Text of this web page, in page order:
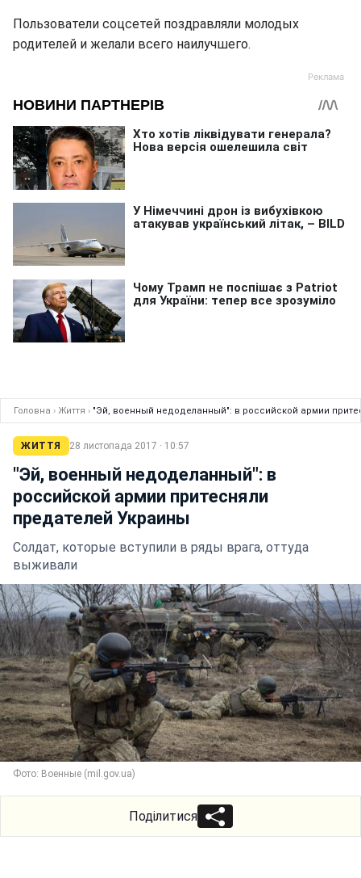
Пользователи соцсетей поздравляли молодых
родителей и желали всего наилучшего.
Головна › Життя › "Эй, военный недоделанный": в российской армии
ЖИТТЯ 28 листопада 2017 · 10:57
"Эй, военный недоделанный": в
российской армии притесняли
предателей Украины
Солдат, которые вступили в ряды врага, оттуда
выживали
Фото: Военные (mil.gov.ua)
Поділитися